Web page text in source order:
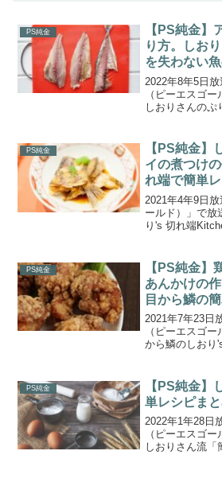
PS純金
【PS純金】
り方。しお
を失わない
2022年8年5日
（ピーエスゴー
しおりさんのぷ
版したレシピ
が、「魚のさば
PS純金
【PS純金】
イの煮つけ
れ端で簡単
2021年4年9日
ールド）」で放
り's 切れ端
た、しおりさ
PS純金
【PS純金】
あんかけの
目から鱗の
2021年7年23日
（ピーエスゴ
から鱗のしおり
にある
PS純金
【PS純金】
単レシピま
2022年1年28日
（ピーエスゴー
しおりさん流「